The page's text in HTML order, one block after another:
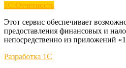
1С:Отчетность
Этот сервис обеспечивает
предоставления финансовых и
непосредственно из приложений
Разработка 1С